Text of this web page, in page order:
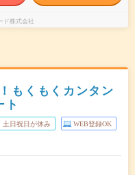
ド株式会社
もくもくカンタン
ト
土日祝日が休み WEB登録OK